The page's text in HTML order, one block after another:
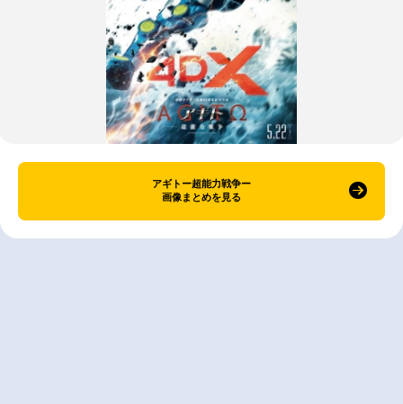
アギトー超能力戦争ー
画像まとめを見る